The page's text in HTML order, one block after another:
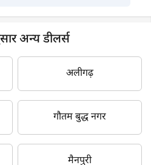
अन्य डीलर्स
अलीगढ़
गौतम बुद्ध नगर
मैनपुरी